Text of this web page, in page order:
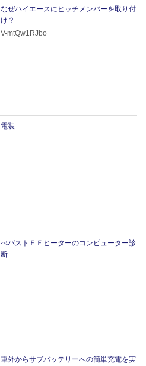
なぜハイエースにヒッチメンバーを取り付
け？
V-mtQw1RJbo
電装
べバストＦＦヒーターのコンピューター診
断
車外からサブバッテリーへの簡単充電を実